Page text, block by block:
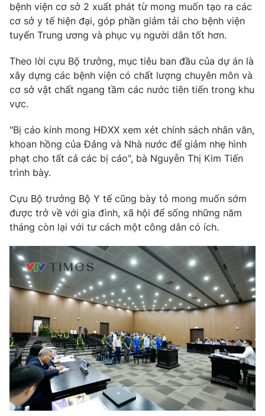
Cơ quan chủ quản:Đài Truyền hình Việt Nam
Cơ quan báo chí:
Thời báo VTV
cấp ngày 29/12/2023
Tổng Biên tập:Vũ Thanh Thủy
Phó Tổng Biên tập:Nguyễn Thị Mỹ Hạnh, Phạm Quốc Thắng,
Nguyễn Trọng Ninh
Ðiện thoại Thời báo VTV:024.66 897 897
Email:
toasoan@vtv.vn
Liên hệ quảng cáo:
® Cấm sao chép dưới mọi hình thức nếu không có sự chấp
thuận bằng văn bản. Ghi rõ nguồn VTV.vn khi phát hành lại
thông tin từ website này.
bệnh viện cơ sở 2 xuất phát từ mong muốn tạo ra các
cơ sở y tế hiện đại, góp phần giảm tải cho bệnh viện
tuyến Trung ương và phục vụ người dân tốt hơn.
Theo lời cựu Bộ trưởng, mục tiêu ban đầu của dự án là
xây dựng các bệnh viện có chất lượng chuyên môn và
cơ sở vật chất ngang tầm các nước tiên tiến trong khu
vực.
"Bị cáo kính mong HĐXX xem xét chính sách nhân văn,
khoan hồng của Đảng và Nhà nước để giảm nhẹ hình
phạt cho tất cả các bị cáo", bà Nguyễn Thị Kim Tiến
trình bày.
Cựu Bộ trưởng Bộ Y tế cũng bày tỏ mong muốn sớm
được trở về với gia đình, xã hội để sống những năm
tháng còn lại với tư cách một công dân có ích.